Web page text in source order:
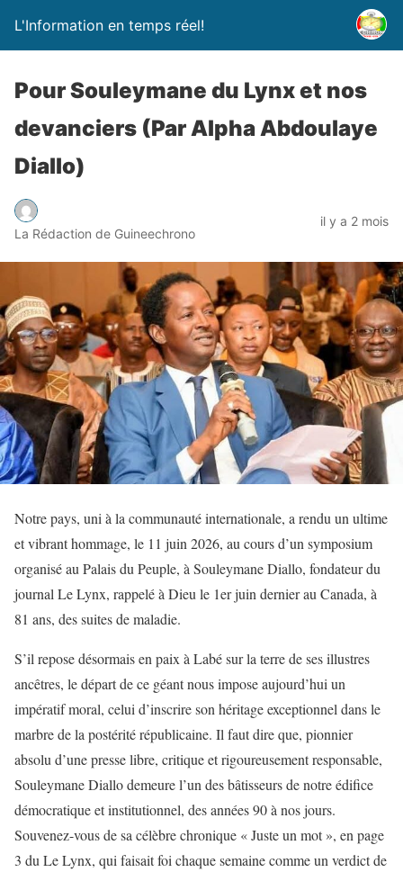
L'Information en temps réel!
Pour Souleymane du Lynx et nos
devanciers (Par Alpha Abdoulaye
Diallo)
La Rédaction de Guineechrono
il y a 2 mois
Notre pays, uni à la communauté internationale, a rendu un ultime
et vibrant hommage, le 11 juin 2026, au cours d’un symposium
organisé au Palais du Peuple, à Souleymane Diallo, fondateur du
journal Le Lynx, rappelé à Dieu le 1er juin dernier au Canada, à
81 ans, des suites de maladie.
S’il repose désormais en paix à Labé sur la terre de ses illustres
ancêtres, le départ de ce géant nous impose aujourd’hui un
impératif moral, celui d’inscrire son héritage exceptionnel dans le
marbre de la postérité républicaine. Il faut dire que, pionnier
absolu d’une presse libre, critique et rigoureusement responsable,
Souleymane Diallo demeure l’un des bâtisseurs de notre édifice
démocratique et institutionnel, des années 90 à nos jours.
Souvenez-vous de sa célèbre chronique « Juste un mot », en page
3 du Le Lynx, qui faisait foi chaque semaine comme un verdict de